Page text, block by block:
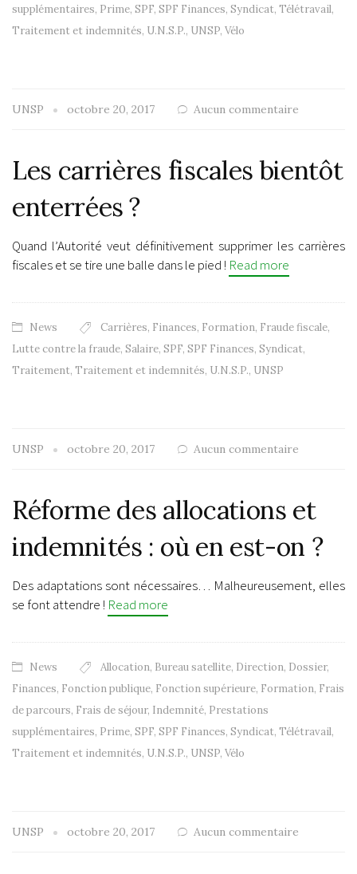
supplémentaires, Prime, SPF, SPF Finances, Syndicat, Télétravail,
Traitement et indemnités, U.N.S.P., UNSP, Vélo
UNSP octobre 20, 2017 Aucun commentaire
Les carrières fiscales bientôt
enterrées ?
Quand l’Autorité veut définitivement supprimer les carrières
fiscales et se tire une balle dans le pied ! Read more
News Carrières, Finances, Formation, Fraude fiscale,
Lutte contre la fraude, Salaire, SPF, SPF Finances, Syndicat,
Traitement, Traitement et indemnités, U.N.S.P., UNSP
UNSP octobre 20, 2017 Aucun commentaire
Réforme des allocations et
indemnités : où en est-on ?
Des adaptations sont nécessaires… Malheureusement, elles
se font attendre ! Read more
News Allocation, Bureau satellite, Direction, Dossier,
Finances, Fonction publique, Fonction supérieure, Formation, Frais
de parcours, Frais de séjour, Indemnité, Prestations
supplémentaires, Prime, SPF, SPF Finances, Syndicat, Télétravail,
Traitement et indemnités, U.N.S.P., UNSP, Vélo
UNSP octobre 20, 2017 Aucun commentaire